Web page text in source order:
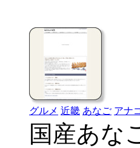
グルメ 近畿 あなご アナ
国産あな